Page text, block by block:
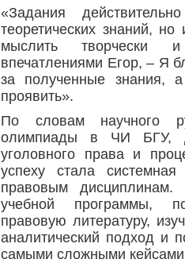
«Задания
теоретических знаний,
мыслить творчески
впечатлениями Егор, – Я
за полученные знания,
проявить».
По словам научного
олимпиады в ЧИ БГУ,
уголовного права и
успеху стала
правовым дисциплинам.
учебной программы,
правовую литературу,
аналитический подход и
самыми сложными